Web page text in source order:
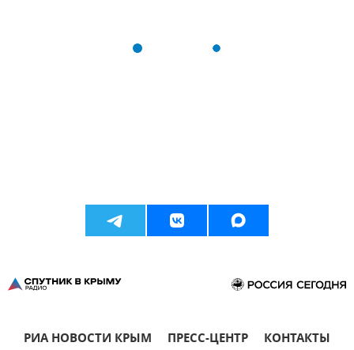
РИА НОВОСТИ КРЫМ ПРЕСС-ЦЕНТР КОНТАКТЫ